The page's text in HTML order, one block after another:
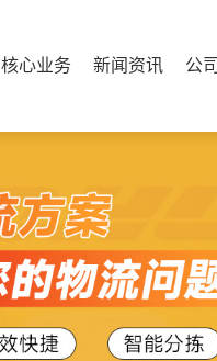
核心业务 新闻资讯 公